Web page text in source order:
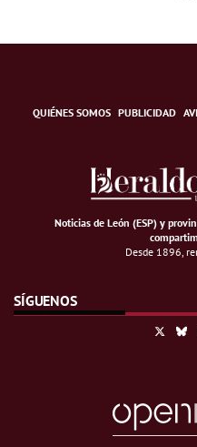
QUIÉNES SOMOS PUBLICIDAD
Noticias de León (ESP) y
Desde 1896,
SÍGUENOS